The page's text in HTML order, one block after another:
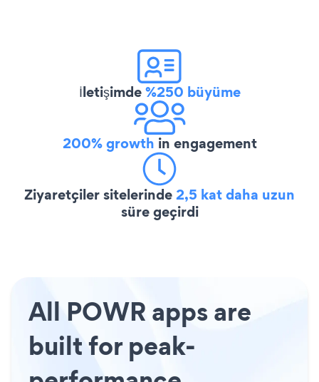
İletişimde%250 büyüme
200% growth in engagement
Ziyaretçiler sitelerinde2,5 kat daha uzun
süre geçirdi
All POWR apps are
built for peak-